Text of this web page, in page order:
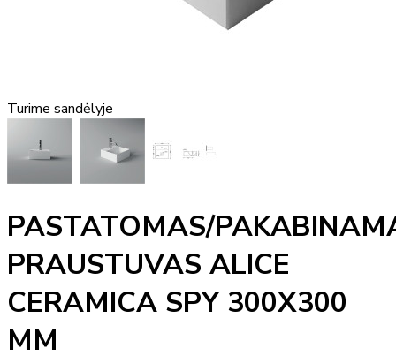
Turime sandėlyje
PASTATOMAS/
PRAUSTUVAS ALICE
CERAMICA SPY 300X300
MM